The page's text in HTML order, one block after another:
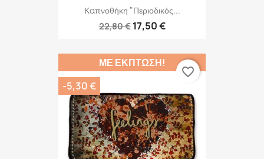
Καπνοθήκη "Περιοδικός...
22,80 € 17,50 €
ΜΕ ΈΚΠΤΩΣΗ!
-5,30 €
favorite_border